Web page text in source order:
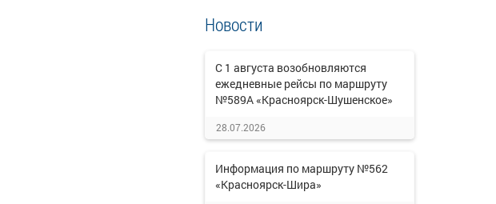
Новости
С 1 августа возобновляются
ежедневные рейсы по маршруту
№589А «Красноярск-Шушенское»
28.07.2026
Информация по маршруту №562
«Красноярск-Шира»